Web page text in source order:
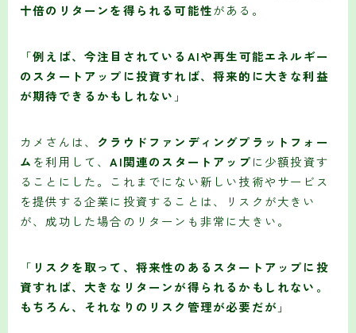
十倍のリターンを得られる可能性がある。
「例えば、今注目されているAIや再生可能エネルギー
のスタートアップに投資すれば、将来的に大きな利益
が期待できるかもしれない 」
カメさんは、 クラウドファンディングプラットフォー
ム を利用して、AI関連のスタートアップに少額投資す
ることにした。これまでにない新しい技術やサービス
を提供する企業に投資することは、リスクが大きい
が、成功した場合のリターンも非常に大きい。
「 リスクを取って、将来性のあるスタートアップに投
資すれば、大きなリターンが得られるかもしれない。
もちろん、それなりのリスク管理が必要だが 」